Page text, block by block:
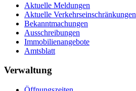
Aktuelle Meldungen
Aktuelle Verkehrseinschränkungen
Bekanntmachungen
Ausschreibungen
Immobilienangebote
Amtsblatt
Verwaltung